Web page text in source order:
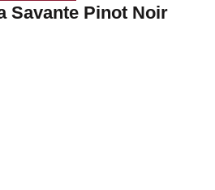
Savante Pinot Noir